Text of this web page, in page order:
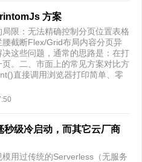
方案
限：无法精确控制分页位置表格
截断Flex/Grid布局内容分页异
这些问题，通常的思路是：在打
。二、市面上的常见方案对比方
直接调用浏览器打印简单、零
级冷启动，而其它云厂商
用过传统的Serverless（无服务